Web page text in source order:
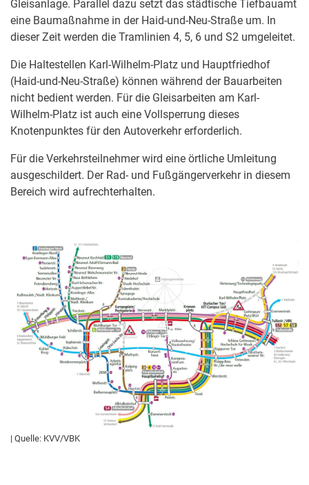
Gleisanlage. Parallel dazu setzt das städtische Tiefbauamt
eine Baumaßnahme in der Haid-und-Neu-Straße um. In
dieser Zeit werden die Tramlinien 4, 5, 6 und S2 umgeleitet.
Die Haltestellen Karl-Wilhelm-Platz und Hauptfriedhof
(Haid-und-Neu-Straße) können während der Bauarbeiten
nicht bedient werden. Für die Gleisarbeiten am Karl-
Wilhelm-Platz ist auch eine Vollsperrung dieses
Knotenpunktes für den Autoverkehr erforderlich.
Für die Verkehrsteilnehmer wird eine örtliche Umleitung
ausgeschildert. Der Rad- und Fußgängerverkehr in diesem
Bereich wird aufrechterhalten.
| Quelle: KVV/VBK